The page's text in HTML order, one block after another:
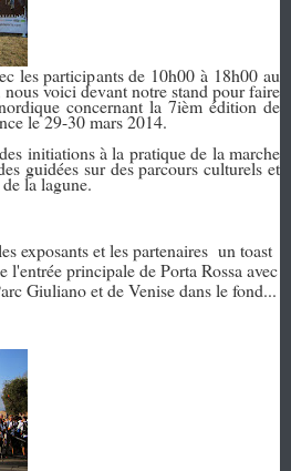
les participants de 10h00 à 18h00 au
voici devant notre stand pour faire
concernant la 7ièm édition de
le 29-30 mars 2014.
initiations à la pratique de la marche
guidées sur des parcours culturels et
la lagune.
exposants et les partenaires un toast
l'entrée principale de Porta Rossa avec
Giuliano et de Venise dans le fond...